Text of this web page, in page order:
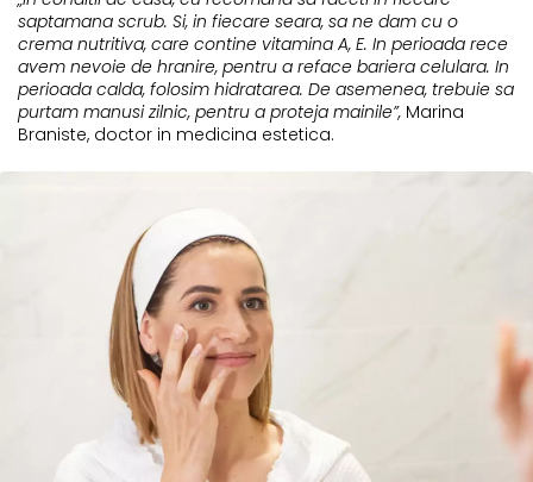
saptamana scrub. Si, in fiecare seara, sa ne dam cu o
crema nutritiva, care contine vitamina A, E. In perioada rece
avem nevoie de hranire, pentru a reface bariera celulara. In
perioada calda, folosim hidratarea. De asemenea, trebuie sa
purtam manusi zilnic, pentru a proteja mainile”, Marina
Braniste, doctor in medicina estetica.